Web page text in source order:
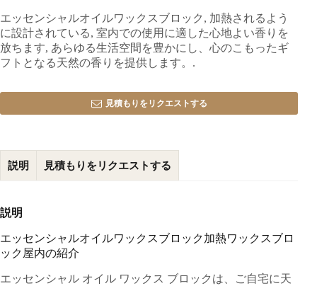
エッセンシャルオイルワックスブロック, 加熱されるよう
に設計されている, 室内での使用に適した心地よい香りを
放ちます, あらゆる生活空間を豊かにし、心のこもったギ
フトとなる天然の香りを提供します。.
見積もりをリクエストする
説明 見積もりをリクエストする
説明
エッセンシャルオイルワックスブロック加熱ワックスブロ
ック屋内の紹介
エッセンシャル オイル ワックス ブロックは、ご自宅に天